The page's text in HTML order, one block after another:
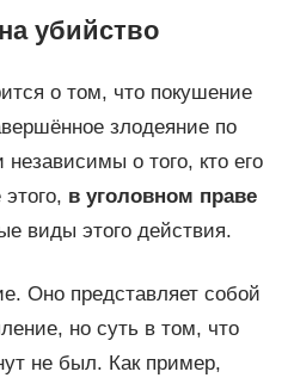
убийство
о том, что покушение
злодеяние по
о того, кто его
в уголовном праве
виды этого действия.
Оно представляет собой
но суть в том, что
не был. Как пример,